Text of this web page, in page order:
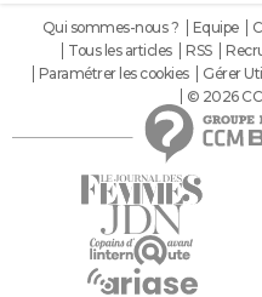
Qui sommes-nous ? Equipe
Tous les articles
RSS
Paramétrer les cookies
Gérer
© 2026